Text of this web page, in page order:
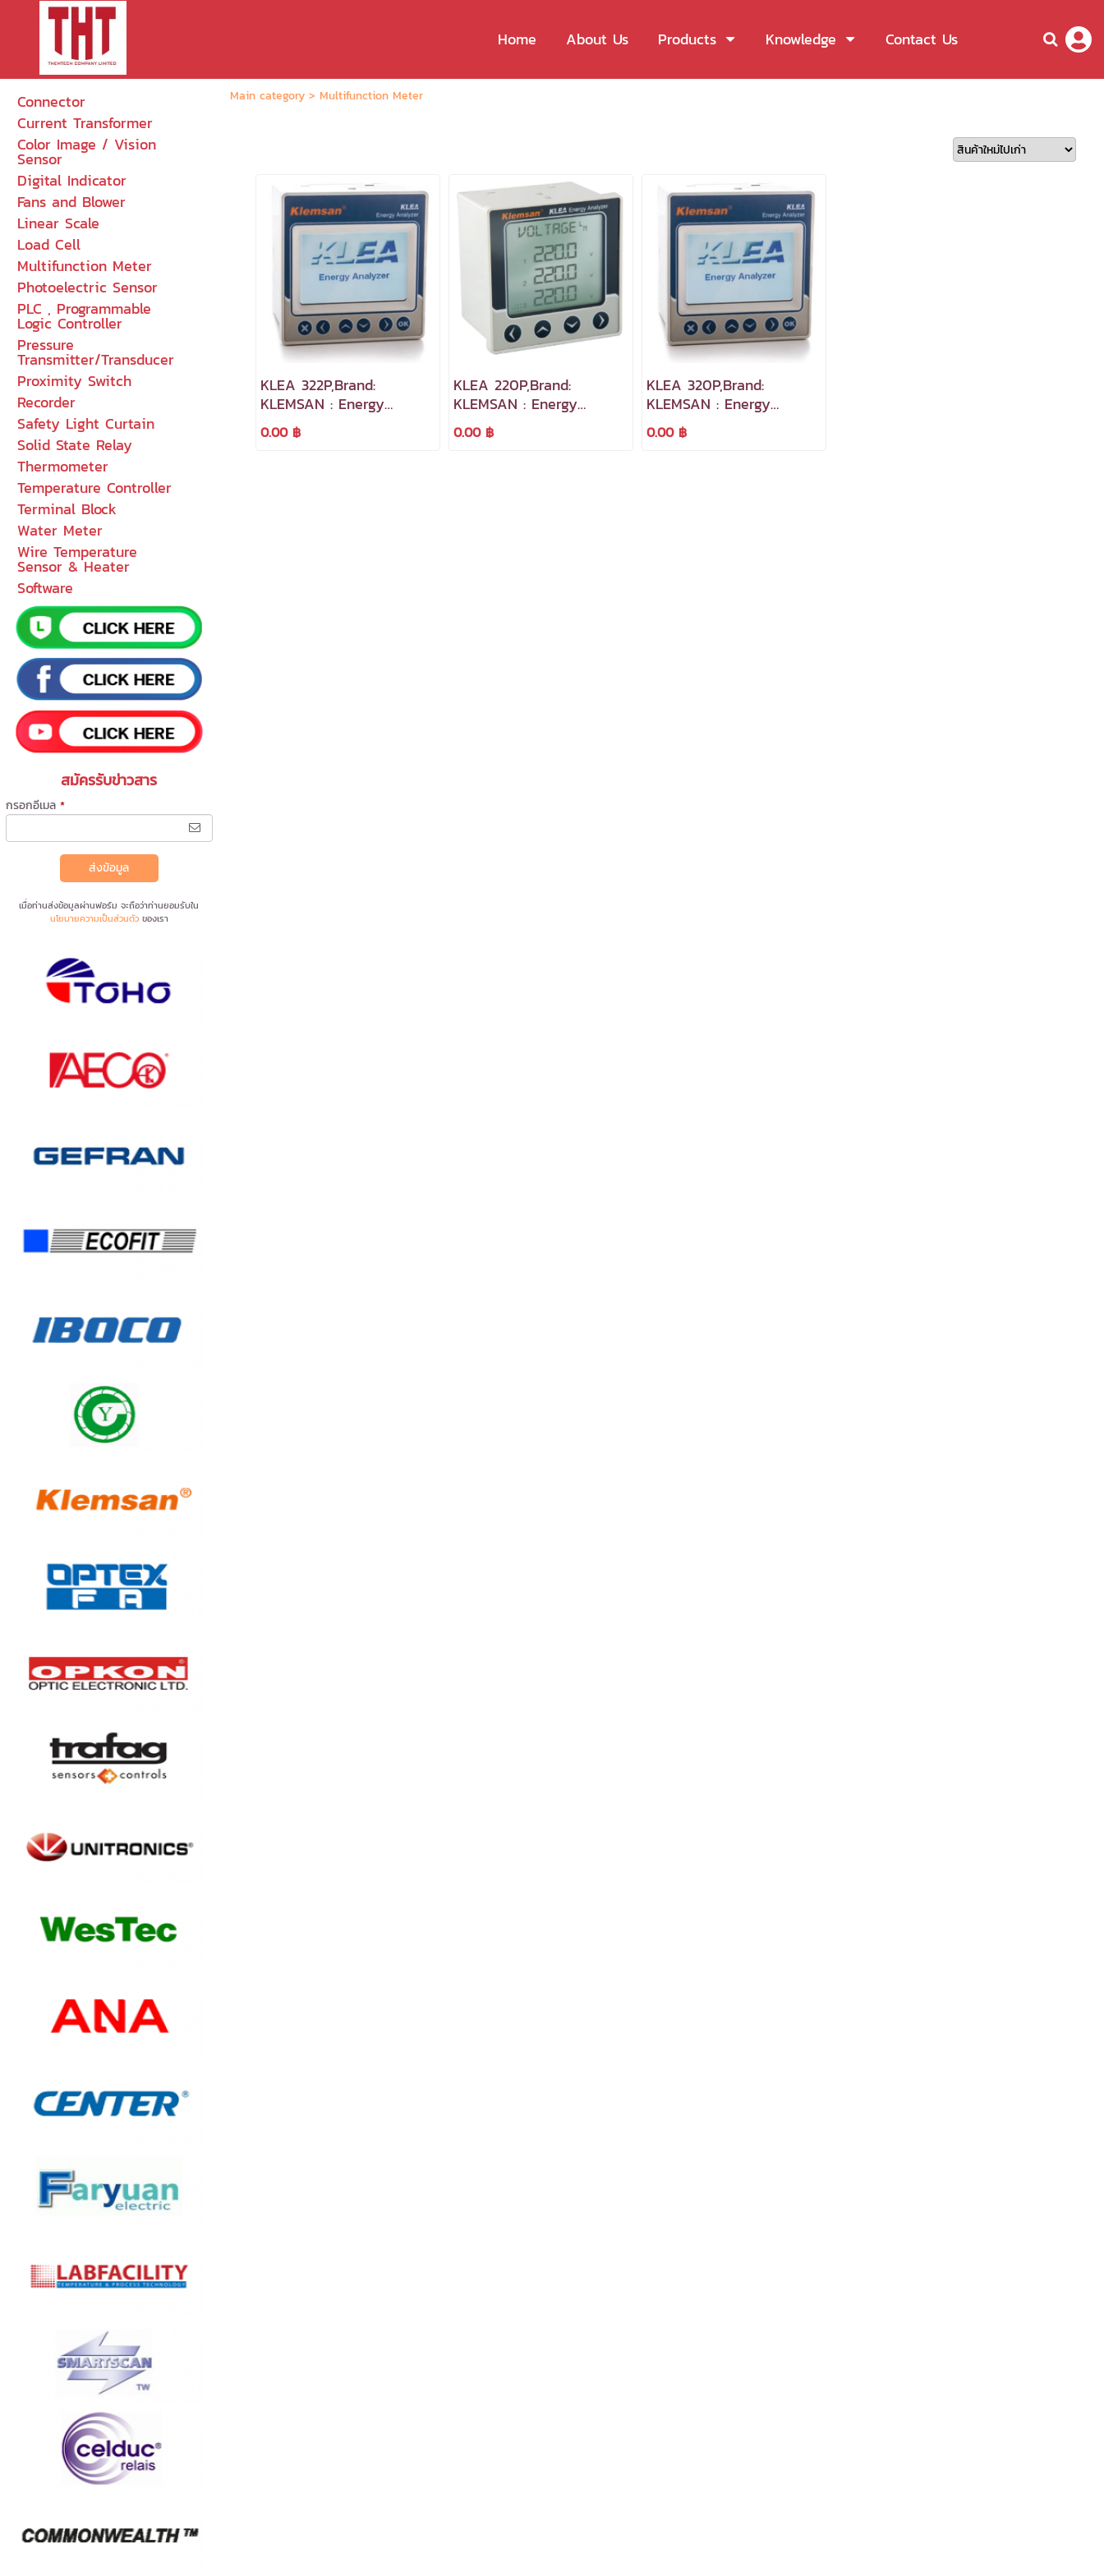
Home About Us Products Knowledge Contact Us
Connector
Current Transformer
Color Image / Vision
Sensor
Digital Indicator
Fans and Blower
Linear Scale
Load Cell
Multifunction Meter
Photoelectric Sensor
PLC , Programmable
Logic Controller
Pressure
Transmitter/Transducer
Proximity Switch
Recorder
Safety Light Curtain
Solid State Relay
Thermometer
Temperature Controller
Terminal Block
Water Meter
Wire Temperature
Sensor & Heater
Software
สมัครรับข่าวสาร
กรอกอีเมล *
ส่งข้อมูล
เมื่อท่านส่งข้อมูลผ่านฟอร์ม จะถือว่าท่านยอมรับใน
นโยบายความเป็นส่วนตัวของเรา
Main category> Multifunction Meter
KLEA 322P,Brand:
KLEMSAN : Energy
Analyzer 2 Digital Input,
2 Digital output
0.00 ฿
KLEA 220P,Brand:
KLEMSAN : Energy
Analyzer in simple terms
0.00 ฿
KLEA 320P,Brand:
KLEMSAN : Energy
Analyzer 2 Digital Input,
2 Digital output
0.00 ฿